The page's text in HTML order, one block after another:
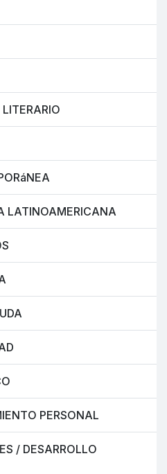
LATINOAMERICANA
PERSONAL
/ DESARROLLO